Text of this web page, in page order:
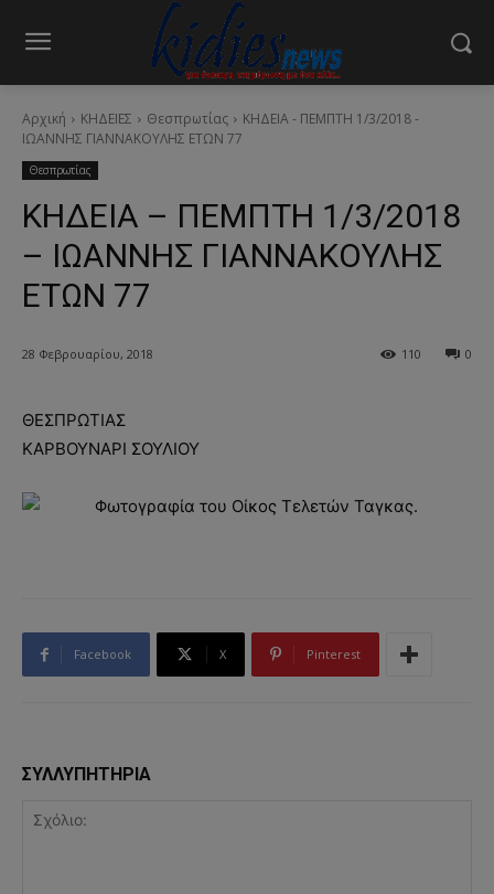
Αρχική ΚΗΔΕΙΕΣ Θεσπρωτίας
ΚΗΔΕΙΑ - ΠΕΜΠΤΗ 1/3/2018 -
ΙΩΑΝΝΗΣ ΓΙΑΝΝΑΚΟΥΛΗΣ ΕΤΩΝ 77
Θεσπρωτίας
ΚΗΔΕΙΑ – ΠΕΜΠΤΗ 1/3/2018
– ΙΩΑΝΝΗΣ ΓΙΑΝΝΑΚΟΥΛΗΣ
ΕΤΩΝ 77
28 Φεβρουαρίου, 2018 0
110
ΘΕΣΠΡΩΤΙΑΣ
ΚΑΡΒΟΥΝΑΡΙ ΣΟΥΛΙΟΥ
Facebook X Pinterest
ΣΥΛΛΥΠΗΤΗΡΙΑ